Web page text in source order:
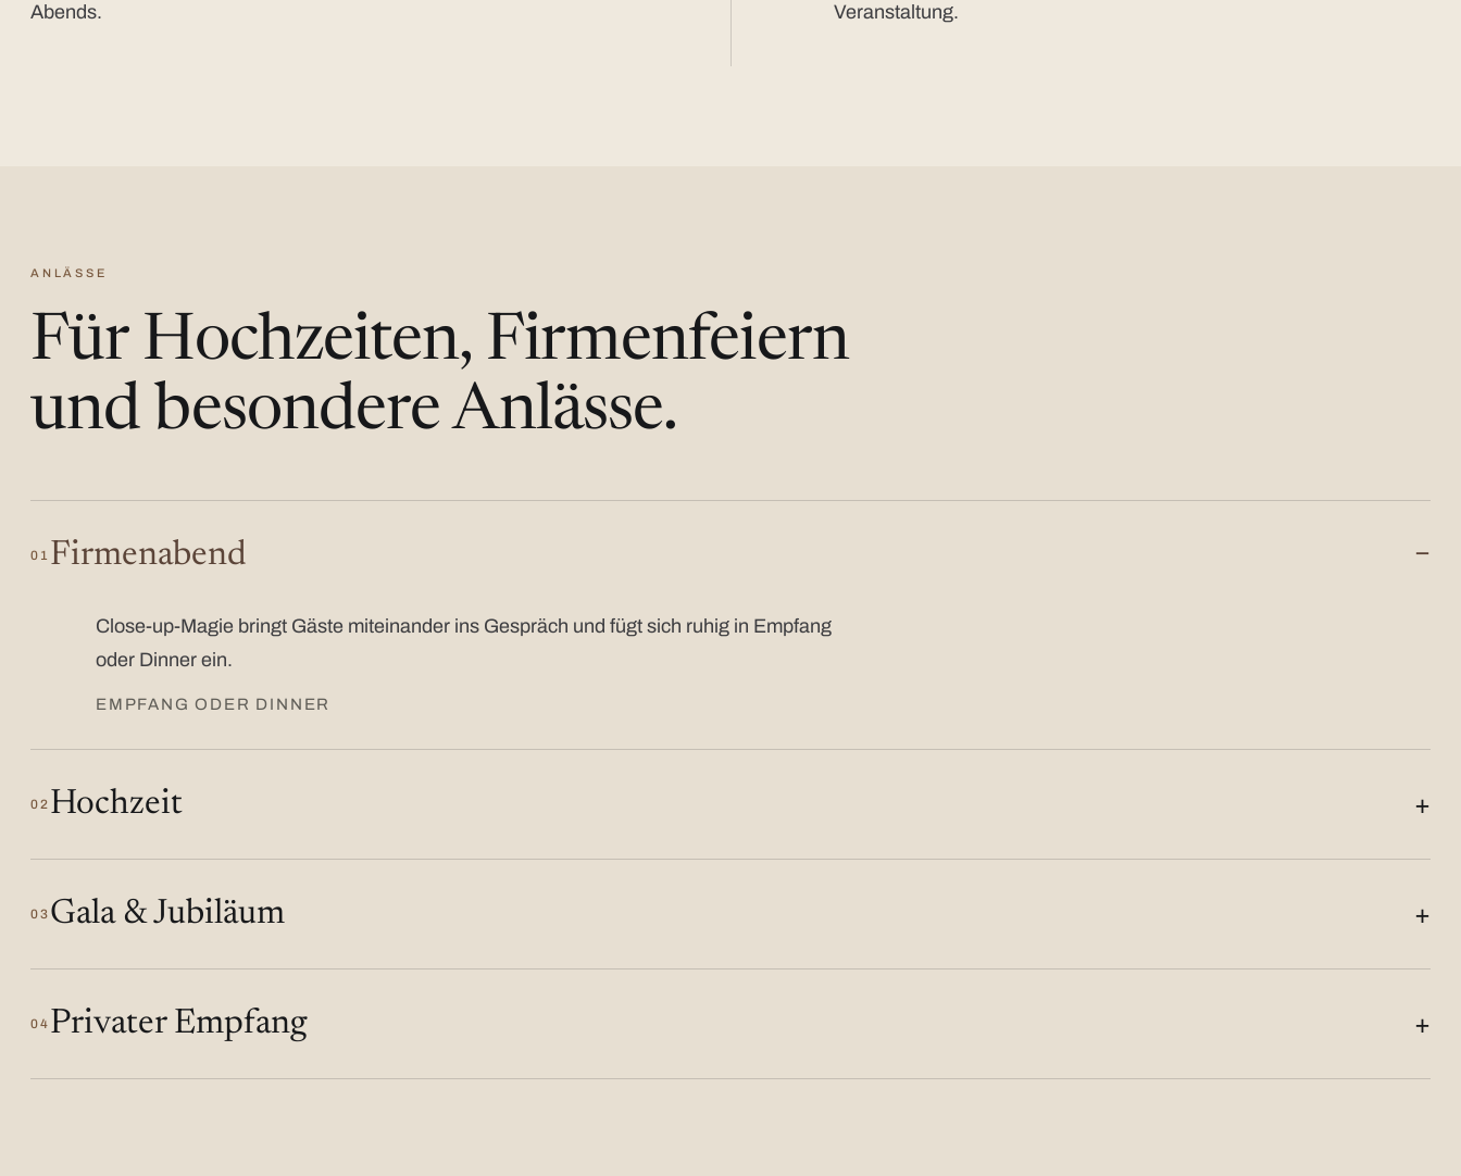
Abends.
Veranstaltung.
ANLÄSSE
Für Hochzeiten, Firmenfeiern
und besondere Anlässe.
01 Firmenabend
Close-up-Magie bringt Gäste miteinander ins Gespräch und fügt sich ruhig in Empfang
oder Dinner ein.
EMPFANG ODER DINNER
02 Hochzeit
03 Gala & Jubiläum
04 Privater Empfang